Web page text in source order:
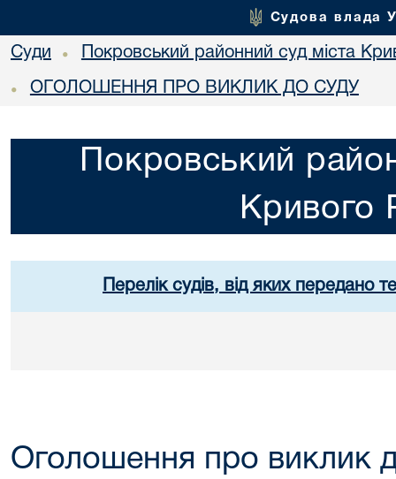
Судова влада
Суди • Покровський районний суд міста
• ОГОЛОШЕННЯ ПРО ВИКЛИК ДО СУДУ
Покровський
Кривого
Перелік судів, від яких передано
Оголошення про виклик